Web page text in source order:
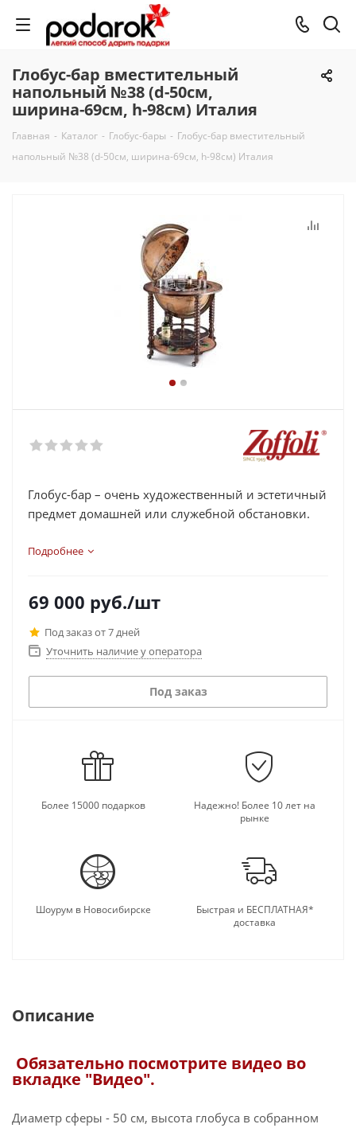
Глобус-бар вместительный
напольный №38 (d-50см,
ширина-69см, h-98см) Италия
Главная - Каталог - Глобус-бары - Глобус-бар вместительный
напольный №38 (d-50см, ширина-69см, h-98см) Италия
Глобус-бар – очень художественный и эстетичный
предмет домашней или служебной обстановки.
Подробнее
69 000 руб./шт
Под заказ от 7 дней
Уточнить наличие у оператора
Под заказ
Более 15000 подарков
Надежно! Более 10 лет на
рынке
Шоурум в Новосибирске
Быстрая и БЕСПЛАТНАЯ*
доставка
Описание
Обязательно посмотрите видео во
вкладке "Видео".
Диаметр сферы - 50 см, высота глобуса в собранном